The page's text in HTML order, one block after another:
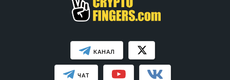
КАНАЛ
ЧАТ